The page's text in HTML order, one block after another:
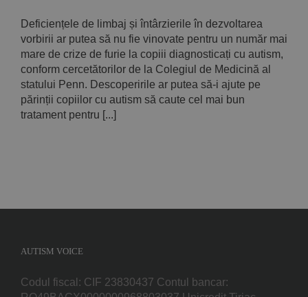
Deficiențele de limbaj și întârzierile în dezvoltarea
vorbirii ar putea să nu fie vinovate pentru un număr mai
mare de crize de furie la copiii diagnosticați cu autism,
conform cercetătorilor de la Colegiul de Medicină al
statului Penn. Descoperirile ar putea să-i ajute pe
părinții copiilor cu autism să caute cel mai bun
tratament pentru [...]
AUTISM VOICE
Codul fiscal: CIF 23830437 Contul bancar: